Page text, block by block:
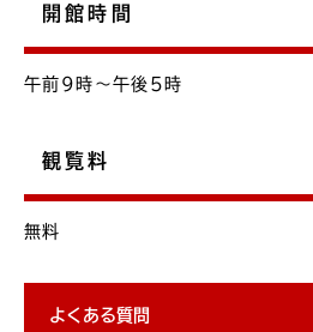
開館時間
午前9時～午後5時
観覧料
無料
よくある質問